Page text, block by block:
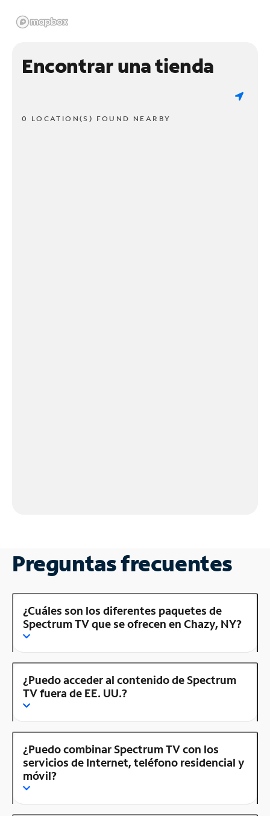
Encontrar una tienda
0 LOCATION(S) FOUND NEARBY
Preguntas frecuentes
¿Cuáles son los diferentes paquetes de
Spectrum TV que se ofrecen en Chazy, NY?
¿Puedo acceder al contenido de Spectrum
TV fuera de EE. UU.?
¿Puedo combinar Spectrum TV con los
servicios de Internet, teléfono residencial y
móvil?